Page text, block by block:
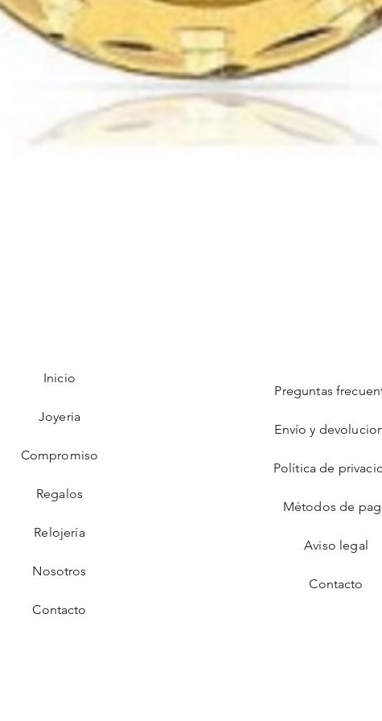
Inicio
Joyeria
Compromiso
Regalos
Relojería
Nosotros
Contacto
Preguntas
Envío y
Política de
Métodos de
Aviso legal
Contacto